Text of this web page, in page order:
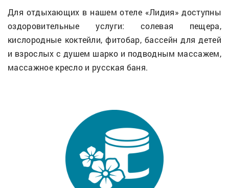
Для отдыхающих в нашем отеле «Лидия» доступны
оздоровительные услуги: солевая пещера,
кислородные коктейли, фитобар, бассейн для детей
и взрослых с душем шарко и подводным массажем,
массажное кресло и русская баня.